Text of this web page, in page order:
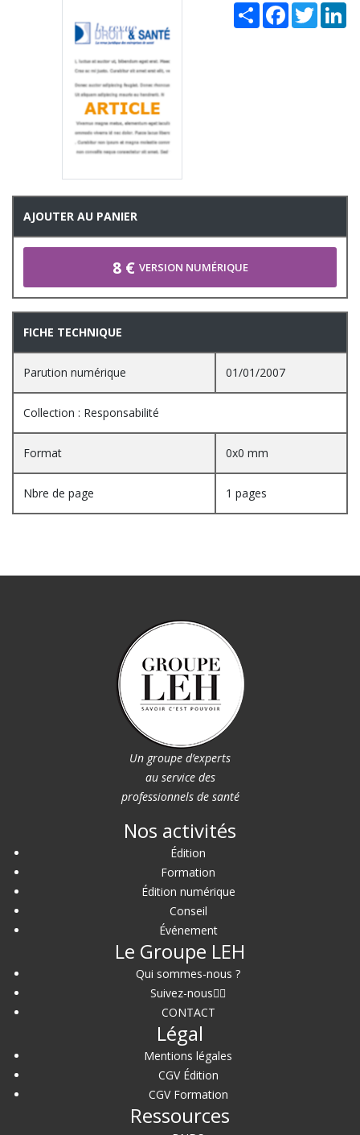
Share Facebook
Twitter
AJOUTER AU PANIER
8 € VERSION NUMÉRIQUE
FICHE TECHNIQUE
Parution numérique 01/01/2007
Collection : Responsabilité
Format 0x0 mm
Nbre de page 1 pages
Un groupe d’experts
au service des
professionnels de santé
Nos activités
Édition
Formation
Édition numérique
Conseil
Événement
Le Groupe LEH
Qui sommes-nous ?
Suivez-nous
CONTACT
Légal
Mentions légales
CGV Édition
CGV Formation
Ressources